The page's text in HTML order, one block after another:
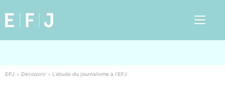
EFJ Découvrir L’étude du journalisme à l’EFJ